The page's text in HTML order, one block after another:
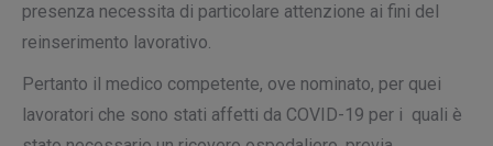
presenza necessita di particolare attenzione ai fini del
reinserimento lavorativo.
Pertanto il medico competente, ove nominato, per quei
lavoratori che sono stati affetti da COVID-19 per i quali è